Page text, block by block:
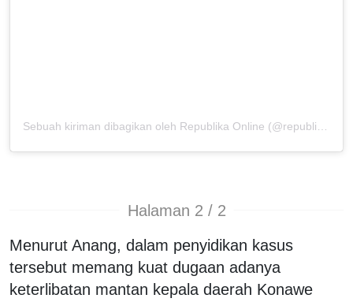
Sebuah kiriman dibagikan oleh Republika Online (@republikaonline)
Halaman 2 / 2
Menurut Anang, dalam penyidikan kasus
tersebut memang kuat dugaan adanya
keterlibatan mantan kepala daerah Konawe